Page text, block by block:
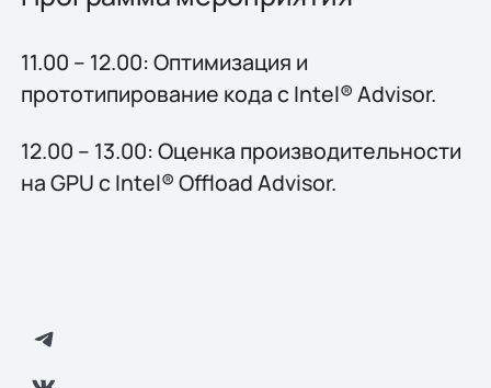
11.00 – 12.00: Оптимизация и
прототипирование кода с Intel® Advisor.
12.00 – 13.00: Оценка производительности
на GPU с Intel® Offload Advisor.